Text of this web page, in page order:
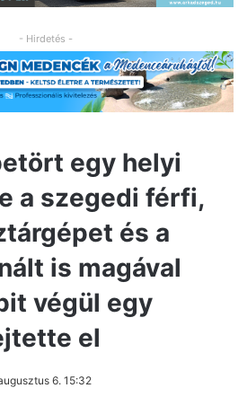
- Hirdetés -
egy helyi
a szegedi férfi,
és a
is magával
végül egy
el
6. 15:32